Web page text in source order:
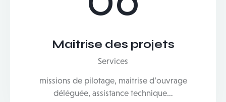
Maitrise des projets
Services
missions de pilotage, maitrise d’ouvrage
déléguée, assistance technique…